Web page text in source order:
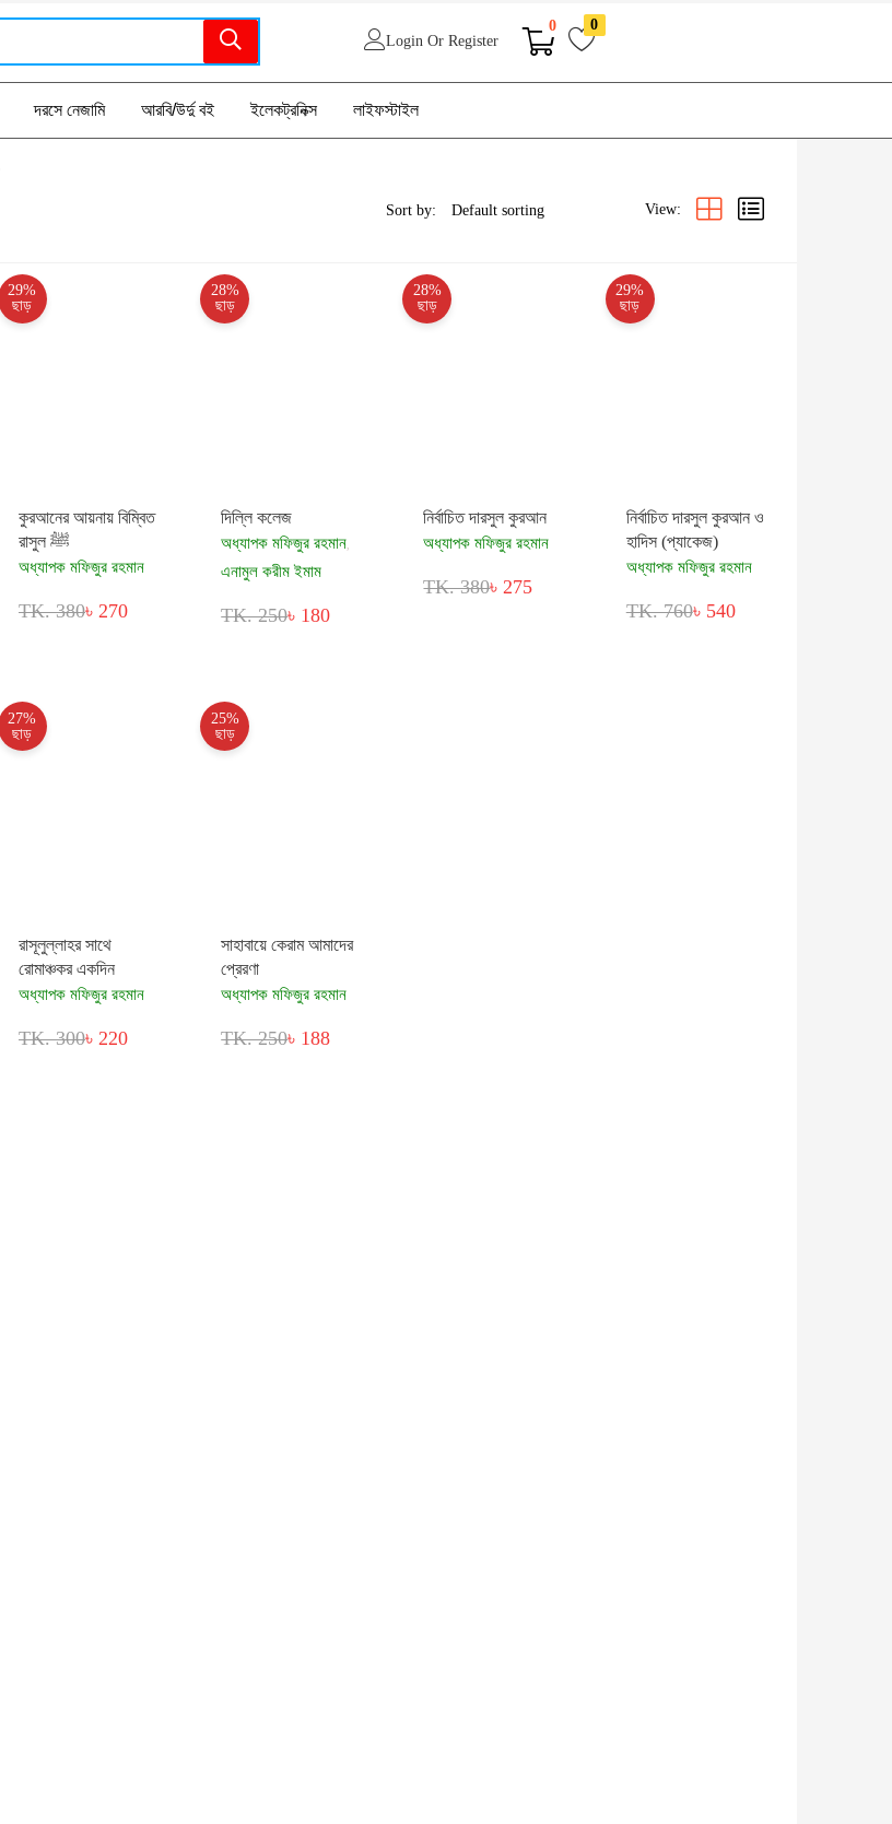
Login Or Register
0 0
দরসে নেজামি আরবি/উর্দু বই ইলেকট্রনিক্স লাইফস্টাইল
Sort by: View:
29%
ছাড়
কুরআনের আয়নায় বিম্বিত
রাসুল ﷺ
অধ্যাপক মফিজুর রহমান
TK. 380৳ 270
28%
ছাড়
দিল্লি কলেজ
অধ্যাপক মফিজুর রহমান
এনামুল করীম ইমাম
TK. 250৳ 180
28%
ছাড়
নির্বাচিত দারসুল কুরআন
অধ্যাপক মফিজুর রহমান
TK. 380৳ 275
29%
ছাড়
নির্বাচিত দারসুল কুরআন ও
হাদিস (প্যাকেজ)
অধ্যাপক মফিজুর রহমান
TK. 760৳ 540
27%
ছাড়
রাসূলুল্লাহর সাথে
রোমাঞ্চকর একদিন
অধ্যাপক মফিজুর রহমান
TK. 300৳ 220
25%
ছাড়
সাহাবায়ে কেরাম আমাদের
প্রেরণা
অধ্যাপক মফিজুর রহমান
TK. 250৳ 188